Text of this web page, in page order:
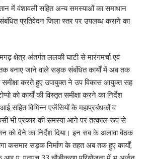
में वंशावली सहित अन्य समस्याओं का समाधान
प्रतिवेदन जिला स्तर पर उपलब्ध कराने का
क्षेत्र अंतर्गत ललकी घाटी से मारंगमर्चा एवं
बनाए जाने वाले सड़क संबंधित कार्यों में अब तक
समीक्षा करते हुए उपायुक्त ने उप विकास आयुक्त सह
को कार्यों की विस्तृत समीक्षा करने का निर्देश
सहित विभिन्न एजेंसियों के महाप्रबंधकों व
किसी भी प्रकार की समस्या आने पर तत्काल रूप से
को देने का निर्देश दिया। इन सब के अलावा बैठक
कसमार सड़क निर्माण के तहत अब तक हुए कार्यों,